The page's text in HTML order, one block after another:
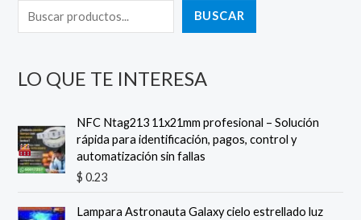
BUSCAR
LO QUE TE INTERESA
NFC Ntag213 11x21mm profesional – Solución
rápida para identificación, pagos, control y
automatización sin fallas
$ 0.23
Lampara Astronauta Galaxy cielo estrellado luz